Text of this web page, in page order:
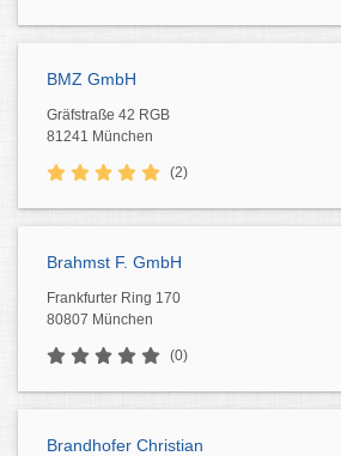
BMZ GmbH
Gräfstraße 42 RGB
81241 München
(2)
Brahmst F. GmbH
Frankfurter Ring 170
80807 München
(0)
Brandhofer Christian